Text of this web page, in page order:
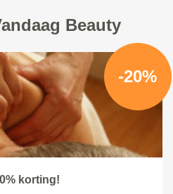
Beauty
-20%
korting!